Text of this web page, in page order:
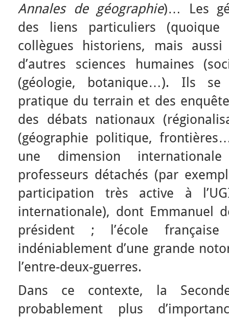
Annales de géographie)… Les
des liens particuliers (quoique
collègues historiens, mais
d’autres sciences humaines
(géologie, botanique…). Ils
pratique du terrain et des
des débats nationaux
(géographie politique,
une dimension
professeurs détachés (par
participation très active à
internationale), dont Emmanuel
président ; l’école
indéniablement d’une grande
l’entre-deux-guerres.
Dans ce contexte, la
probablement plus